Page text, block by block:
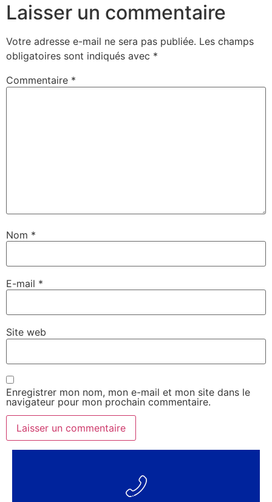
Laisser un commentaire
Votre adresse e-mail ne sera pas publiée. Les champs
obligatoires sont indiqués avec *
Commentaire *
Nom *
E-mail *
Site web
Enregistrer mon nom, mon e-mail et mon site dans le
navigateur pour mon prochain commentaire.